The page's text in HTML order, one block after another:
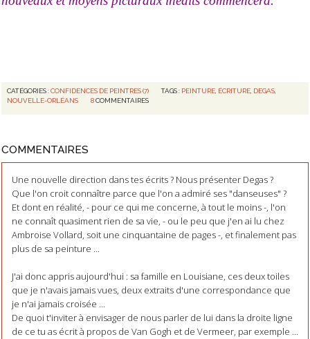
CATÉGORIES :CONFIDENCES DE PEINTRES (7) TAGS : PEINTURE ÉCRITURE DEGAS
NOUVELLE-ORLÉANS
8 COMMENTAIRES
COMMENTAIRES
Une nouvelle direction dans tes écrits ? Nous présenter Degas ?
Que l'on croit connaître parce que l'on a admiré ses "danseuses" ?
Et dont en réalité, - pour ce qui me concerne, à tout le moins -, l'on
ne connaît quasiment rien de sa vie, - ou le peu que j'en ai lu chez
Ambroise Vollard, soit une cinquantaine de pages -, et finalement pas
plus de sa peinture ...
J'ai donc appris aujourd'hui : sa famille en Louisiane, ces deux toiles
que je n'avais jamais vues, deux extraits d'une correspondance que
je n'ai jamais croisée ...
De quoi t'inviter à envisager de nous parler de lui dans la droite ligne
de ce tu as écrit à propos de Van Gogh et de Vermeer, par exemple ...